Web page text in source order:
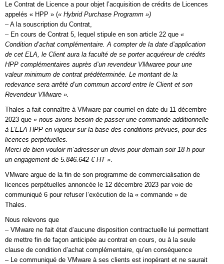
Le Contrat de Licence a pour objet l’acquisition de crédits de Licences
appelés « HPP » (« Hybrid Purchase Programm »)
– A la souscription du Contrat,
– En cours de Contrat 5, lequel stipule en son article 22 que «
Condition d’achat complémentaire. A compter de la date d’application
de cet ELA, le Client aura la faculté de se porter acquéreur de crédits
HPP complémentaires auprès d’un revendeur VMwaree pour une
valeur minimum de contrat prédéterminée. Le montant de la
redevance sera arrêté d’un commun accord entre le Client et son
Revendeur VMware ».
Thales a fait connaître à VMware par courriel en date du 11 décembre
2023 que « nous avons besoin de passer une commande additionnelle
à L’ELA HPP en vigueur sur la base des conditions prévues, pour des
licences perpétuelles.
Merci de bien vouloir m’adresser un devis pour demain soir 18 h pour
un engagement de 5.846.642 € HT ».
VMware argue de la fin de son programme de commercialisation de
licences perpétuelles annoncée le 12 décembre 2023 par voie de
communiqué 6 pour refuser l’exécution de la « commande » de
Thales.
Nous relevons que
– VMware ne fait état d’aucune disposition contractuelle lui permettant
de mettre fin de façon anticipée au contrat en cours, ou à la seule
clause de condition d’achat complémentaire, qu’en conséquence
– Le communiqué de VMware à ses clients est inopérant et ne saurait